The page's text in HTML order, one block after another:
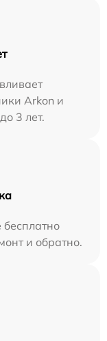
Arkon и
3 лет.
и обратно.